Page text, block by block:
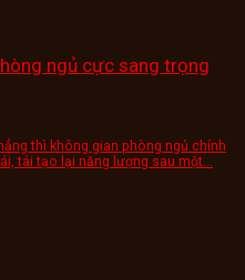
ngủ cực sang trọng
thì không gian phòng ngủ chính
tái tạo lại năng lượng sau một...